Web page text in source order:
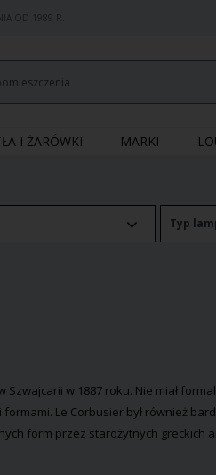
OD 1989 R.
I ŻARÓWKI MARKI
Typ
w 1887 roku. Nie miał
Le Corbusier był również
form przez starożytnych